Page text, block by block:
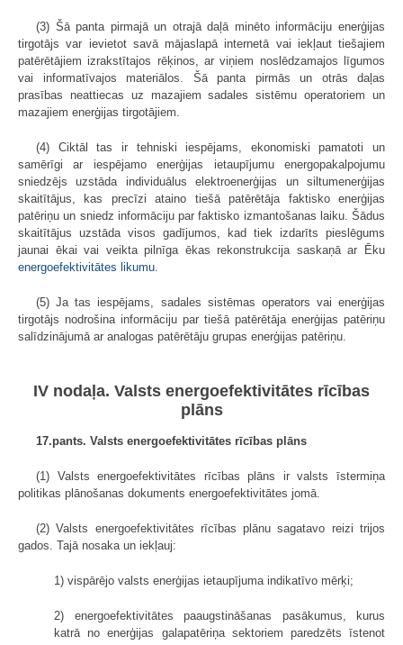
(3) Šā panta pirmajā un otrajā daļā minēto informāciju enerģijas
tirgotājs var ievietot savā mājaslapā internetā vai iekļaut tiešajiem
patērētājiem izrakstītajos rēķinos, ar viņiem noslēdzamajos līgumos
vai informatīvajos materiālos. Šā panta pirmās un otrās daļas
prasības neattiecas uz mazajiem sadales sistēmu operatoriem un
mazajiem enerģijas tirgotājiem.
(4) Ciktāl tas ir tehniski iespējams, ekonomiski pamatoti un
samērīgi ar iespējamo enerģijas ietaupījumu energopakalpojumu
sniedzējs uzstāda individuālus elektroenerģijas un siltumenerģijas
skaitītājus, kas precīzi ataino tiešā patērētāja faktisko enerģijas
patēriņu un sniedz informāciju par faktisko izmantošanas laiku. Šādus
skaitītājus uzstāda visos gadījumos, kad tiek izdarīts pieslēgums
jaunai ēkai vai veikta pilnīga ēkas rekonstrukcija saskaņā ar Ēku
energoefektivitātes likumu.
(5) Ja tas iespējams, sadales sistēmas operators vai enerģijas
tirgotājs nodrošina informāciju par tiešā patērētāja enerģijas patēriņu
salīdzinājumā ar analogas patērētāju grupas enerģijas patēriņu.
IV nodaļa. Valsts energoefektivitātes rīcības
plāns
17.pants. Valsts energoefektivitātes rīcības plāns
(1) Valsts energoefektivitātes rīcības plāns ir valsts īstermiņa
politikas plānošanas dokuments energoefektivitātes jomā.
(2) Valsts energoefektivitātes rīcības plānu sagatavo reizi trijos
gados. Tajā nosaka un iekļauj:
1) vispārējo valsts enerģijas ietaupījuma indikatīvo mērķi;
2) energoefektivitātes paaugstināšanas pasākumus, kurus
katrā no enerģijas galapatēriņa sektoriem paredzēts īstenot